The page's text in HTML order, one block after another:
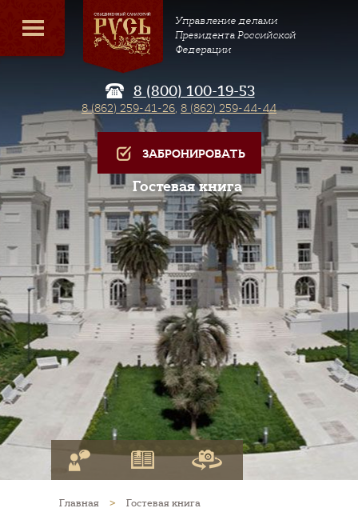
Управление делами
Президента Российской
Федерации
8 (800) 100-19-53
8 (862) 259-41-26, 8 (862) 259-44-44
ЗАБРОНИРОВАТЬ
Гостевая книга
Главная > Гостевая книга